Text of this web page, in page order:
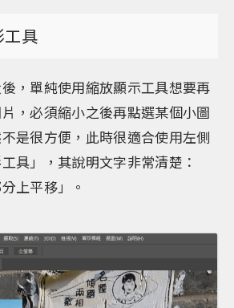
工具
，單純使用縮放顯示工具想要再
，必須縮小之後再點選某個小圖
是很方便，此時很適合使用左側
具」，其說明文字非常清楚：
上平移」。